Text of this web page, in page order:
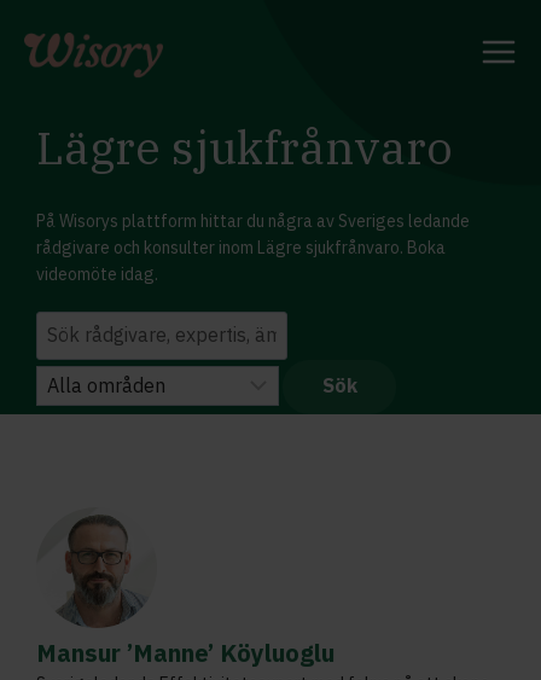
content
Lägre sjukfrånvaro
På Wisorys plattform hittar du några av Sveriges ledande
rådgivare och konsulter inom Lägre sjukfrånvaro. Boka
videomöte idag.
Mansur ’Manne’ Köyluoglu